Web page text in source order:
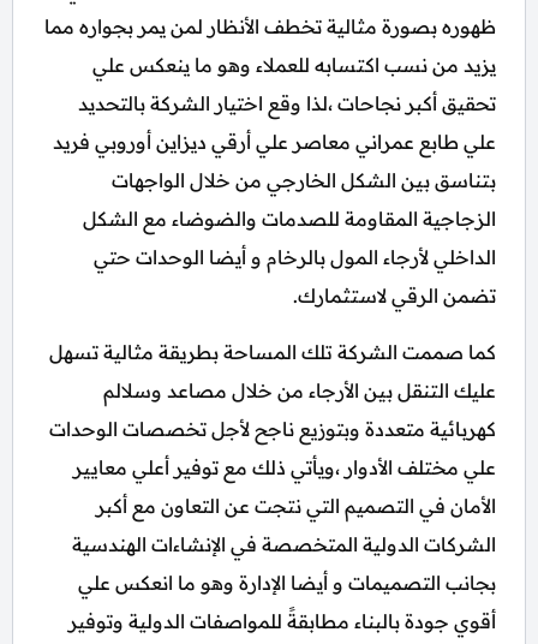
ظهوره بصورة مثالية تخطف الأنظار لمن يمر بجواره مما
يزيد من نسب اكتسابه للعملاء وهو ما ينعكس علي
تحقيق أكبر نجاحات ،لذا وقع اختيار الشركة بالتحديد
علي طابع عمراني معاصر علي أرقي ديزاين أوروبي فريد
بتناسق بين الشكل الخارجي من خلال الواجهات
الزجاجية المقاومة للصدمات والضوضاء مع الشكل
الداخلي لأرجاء المول بالرخام و أيضا الوحدات حتي
تضمن الرقي لاستثمارك.
كما صممت الشركة تلك المساحة بطريقة مثالية تسهل
عليك التنقل بين الأرجاء من خلال مصاعد وسلالم
كهربائية متعددة وبتوزيع ناجح لأجل تخصصات الوحدات
علي مختلف الأدوار ،ويأتي ذلك مع توفير أعلي معايير
الأمان في التصميم التي نتجت عن التعاون مع أكبر
الشركات الدولية المتخصصة في الإنشاءات الهندسية
بجانب التصميمات و أيضا الإدارة وهو ما انعكس علي
أقوي جودة بالبناء مطابقةً للمواصفات الدولية وتوفير